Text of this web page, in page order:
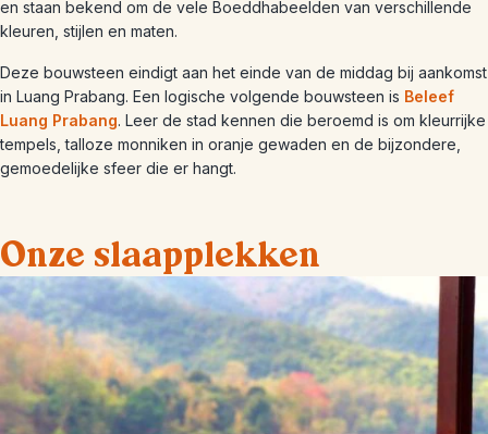
en staan bekend om de vele Boeddhabeelden van verschillende
kleuren, stijlen en maten.
Deze bouwsteen eindigt aan het einde van de middag bij aankomst
in Luang Prabang. Een logische volgende bouwsteen is Beleef
Luang Prabang. Leer de stad kennen die beroemd is om kleurrijke
tempels, talloze monniken in oranje gewaden en de bijzondere,
gemoedelijke sfeer die er hangt.
Onze slaapplekken